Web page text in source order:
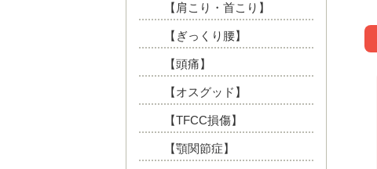
【肩こり・首こり】
【ぎっくり腰】
【頭痛】
【オスグッド】
【TFCC損傷】
【顎関節症】